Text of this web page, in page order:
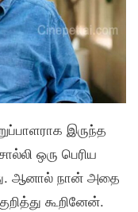
இருந்த
ஒரு பெரிய
ஆனால் நான் அதை
கூறினேன்.